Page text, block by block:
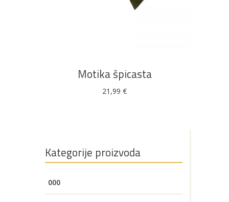
Motika špicasta
21,99 €
Kategorije proizvoda
000